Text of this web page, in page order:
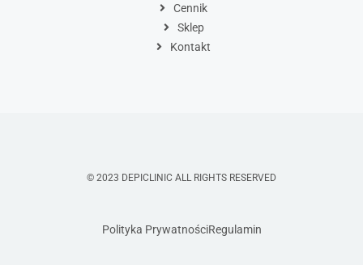
Cennik
Sklep
Kontakt
© 2023 DEPICLINIC ALL RIGHTS RESERVED
Polityka PrywatnościRegulamin